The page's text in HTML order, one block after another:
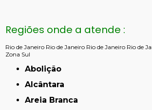
Regiões onde a atende :
Rio de Janeiro Rio de Janeiro Rio de Janeiro Rio de
Zona Sul
Abolição
Alcântara
Areia Branca